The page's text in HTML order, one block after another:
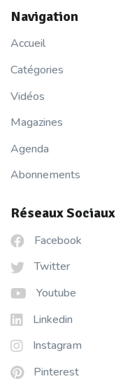
Navigation
Accueil
Catégories
Vidéos
Magazines
Agenda
Abonnements
Réseaux Sociaux
Facebook
Twitter
Youtube
Linkedin
Instagram
Pinterest